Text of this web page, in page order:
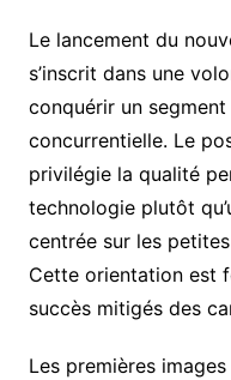
Le lancement du
s’inscrit dans une
conquérir un
concurrentielle. Le
privilégie la qualité
technologie plutôt
centrée sur les
Cette orientation est
succès mitigés des
Les premières